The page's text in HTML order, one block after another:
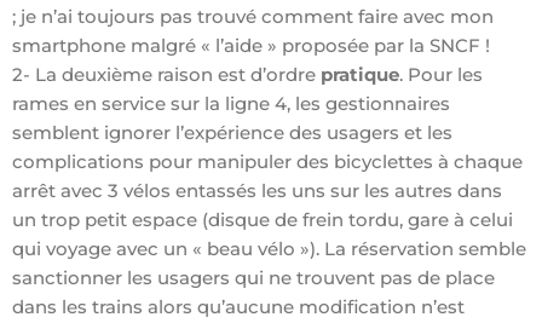
; je n’ai toujours pas trouvé comment faire avec mon
smartphone malgré « l’aide » proposée par la SNCF !
2- La deuxième raison est d’ordre pratique. Pour les
rames en service sur la ligne 4, les gestionnaires
semblent ignorer l’expérience des usagers et les
complications pour manipuler des bicyclettes à chaque
arrêt avec 3 vélos entassés les uns sur les autres dans
un trop petit espace (disque de frein tordu, gare à celui
qui voyage avec un « beau vélo »). La réservation semble
sanctionner les usagers qui ne trouvent pas de place
dans les trains alors qu’aucune modification n’est